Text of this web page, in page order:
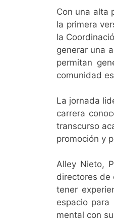
Con una alta
la primera
la
generar una
permitan
comunidad
La jornada
carrera
transcurso
promoción y
Alley Nieto,
directores de
tener
espacio
mental con